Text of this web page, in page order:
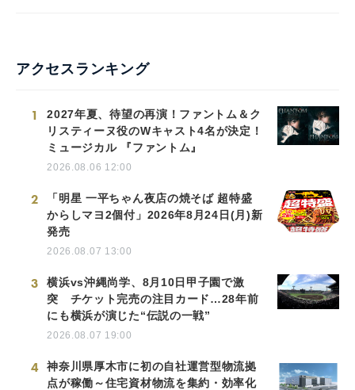
アクセスランキング
1
2027年夏、待望の再演！ファントム＆ク
リスティーヌ役のWキャスト4名が決定！
ミュージカル 『ファントム』
2026.08.06 12:00
2
「明星 一平ちゃん夜店の焼そば 超特盛
からしマヨ2個付」2026年8月24日(月)新
発売
2026.08.07 13:00
3
横浜vs沖縄尚学、8月10日甲子園で激
突 チケット完売の注目カード…28年前
にも横浜が演じた“伝説の一戦”
2026.08.07 19:00
4
神奈川県厚木市に初の自社運営型物流拠
点が稼働～住宅資材物流を集約・効率化